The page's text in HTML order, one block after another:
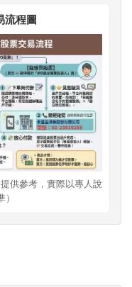
流程圖
供參考，實際以專人說